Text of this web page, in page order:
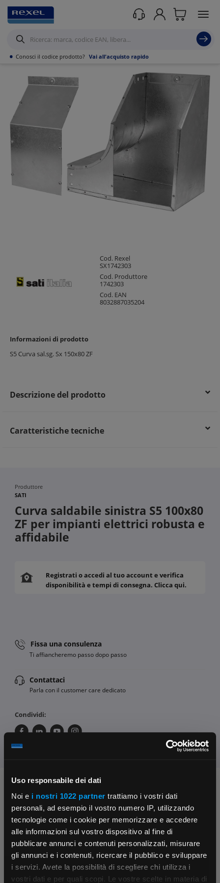
Uso responsabile dei dati
Noi e i nostri 1022 partner trattiamo i vostri dati
personali, ad esempio il vostro numero IP, utilizzando
tecnologie come i cookie per memorizzare e accedere
alle informazioni sul vostro dispositivo al fine di
pubblicare annunci e contenuti personalizzati, misurare
gli annunci e i contenuti, ricercare il pubblico e sviluppare
i servizi. Avete la possibilità di scegliere chi utilizza i
vostri dati e per quali scopi. Le vostre scelte in materia di
• Conosci il codice prodotto? Vai all'acquisto rapido
Prodotti /Canalizzazioni Canaline Passacavi Industriali in Metallo/Curve,
Derivazioni e accessori per Canale forato
Cod. Rexel
SX1742303
Cod. Produttore
1742303
Cod. EAN
8032887035204
Informazioni di prodotto
S5 Curva sal.sg. Sx 150x80 ZF
Descrizione del prodotto
Caratteristiche tecniche
Produttore
SATI
Curva saldabile sinistra S5 100x80
ZF per impianti elettrici robusta e
affidabile
Registrati o accedi al tuo account e verifica
disponibilità e tempi di consegna. Clicca qui.
Fissa una consulenza
Ti affiancheremo passo dopo passo
Contattaci
Parla con il customer care dedicato
Condividi:
Contattaci Fissa una consulenza